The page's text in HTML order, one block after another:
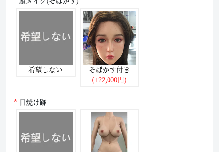
希望しない
そばかす付き
(+22,000円)
日焼け跡